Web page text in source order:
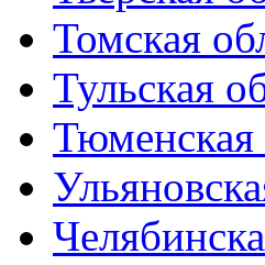
Томская
Тульская
Тюменская